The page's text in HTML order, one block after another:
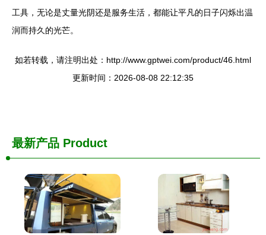
工具，无论是丈量光阴还是服务生活，都能让平凡的日子闪烁出温
润而持久的光芒。
如若转载，请注明出处：http://www.gptwei.com/product/46.html
更新时间：2026-08-08 22:12:35
最新产品 Product